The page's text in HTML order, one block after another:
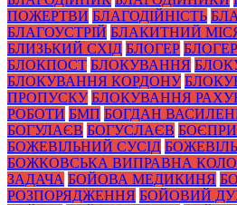
ПОЖЕРТВИ БЛАГОДІЙНІСТЬ
БЛАГОУСТРІЙ БЛАКИТНИЙ
БЛИЗЬКИЙ СХІД БЛОГЕР
БЛОКПОСТ БЛОКУВАННЯ
БЛОКУВАННЯ КОРДОНУ
ПРОПУСКУ БЛОКУВАННЯ
РОБОТИ БМП БОГДАН
БОГУЛАЄВ БОГУСЛАЄВ
БОЖЕВІЛЬНИЙ СУСІД
БОЖКОВСЬКА ВИПРАВНА
ЗАДАЧА БОЙОВА МЕДИКИНЯ
РОЗПОРЯДЖЕННЯ БОЙОВИЙ